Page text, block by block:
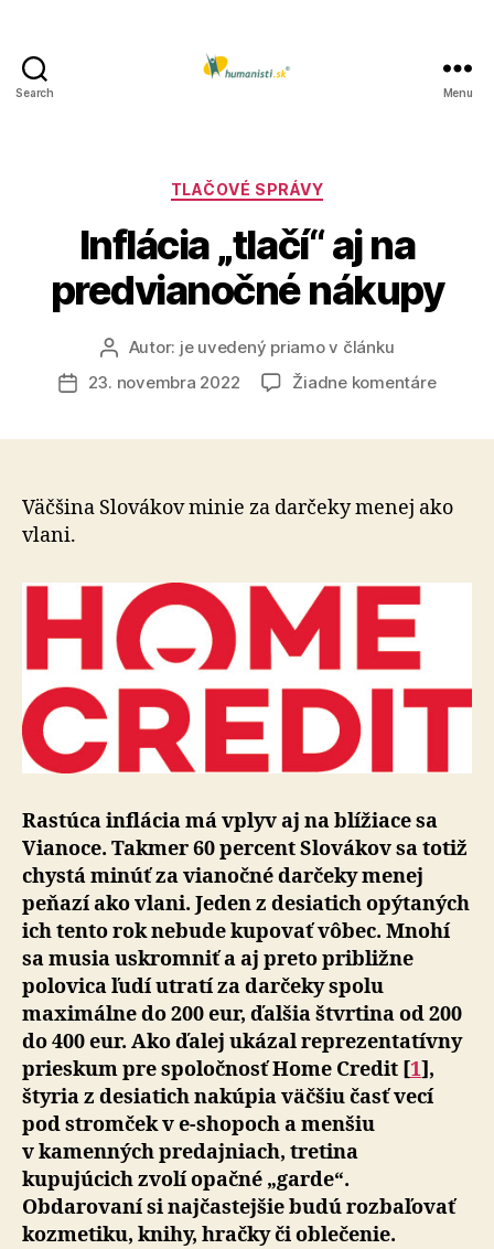
Search Menu
Kategórie
TLAČOVÉ SPRÁVY
Inflácia „tlačí“ aj na
predvianočné nákupy
AutorAutor: je uvedený priamo v článku
Dátum23. novembra 2022 Žiadne komentárena
Väčšina Slovákov minie za darčeky menej ako
vlani.
Rastúca inflácia má vplyv aj na blížiace sa
Vianoce. Takmer 60 percent Slovákov sa totiž
chystá minúť za vianočné darčeky menej
peňazí ako vlani. Jeden z desiatich opýtaných
ich tento rok nebude kupovať vôbec. Mnohí
sa musia uskromniť a aj preto približne
polovica ľudí utratí za darčeky spolu
maximálne do 200 eur, ďalšia štvrtina od 200
do 400 eur. Ako ďalej ukázal reprezentatívny
prieskum pre spoločnosť Home Credit [1],
štyria z desiatich nakúpia väčšiu časť vecí
pod stromček v e-shopoch a menšiu
v kamenných predajniach, tretina
kupujúcich zvolí opačné „garde“.
Obdarovaní si najčastejšie budú rozbaľovať
kozmetiku, knihy, hračky či oblečenie.